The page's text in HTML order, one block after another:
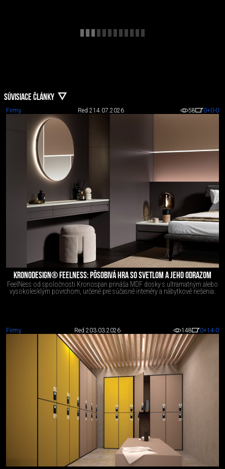
SÚVISIACE ČLÁNKY
Firmy Red 214.07.2026 58 0+0-0
KRONODESIGN® FEELNESS: PÔSOBIVÁ HRA SO SVETLOM A JEHO ODRAZOM
FeelNess od spoločnosti Kronospan prináša MDF dosky s ultramatným alebo
vysokolesklým povrchom, určené pre súčasné interiéry a nábytkové riešenia.
Firmy Red 2 03.03.2026 148 0+14-0